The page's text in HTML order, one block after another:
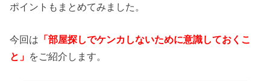
ポイントもまとめてみました。
今回は 「部屋探しでケンカしないために意識しておくこ
と」 をご紹介します。